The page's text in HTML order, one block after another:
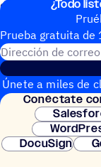
datos por¿Todo
Prueba gratuita de
Únete a miles de
Conéc­tate
DocuSign